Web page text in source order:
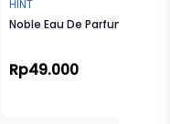
HINT
Noble Eau De Parfum
Rp49.000